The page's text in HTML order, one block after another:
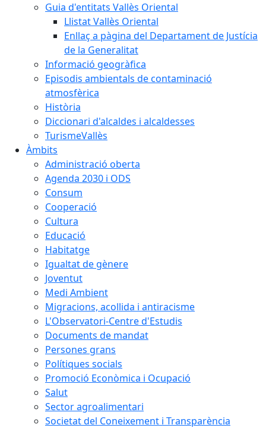
Guia d'entitats Vallès Oriental
Llistat Vallès Oriental
Enllaç a pàgina del Departament de Justícia
de la Generalitat
Informació geogràfica
Episodis ambientals de contaminació
atmosfèrica
Història
Diccionari d'alcaldes i alcaldesses
TurismeVallès
Àmbits
Administració oberta
Agenda 2030 i ODS
Consum
Cooperació
Cultura
Educació
Habitatge
Igualtat de gènere
Joventut
Medi Ambient
Migracions, acollida i antiracisme
L'Observatori-Centre d'Estudis
Documents de mandat
Persones grans
Polítiques socials
Promoció Econòmica i Ocupació
Salut
Sector agroalimentari
Societat del Coneixement i Transparència